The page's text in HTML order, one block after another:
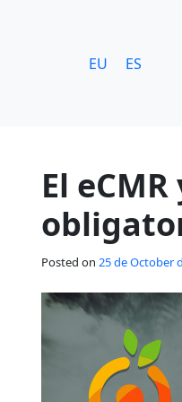
EU ES
El
Posted on 25 de October